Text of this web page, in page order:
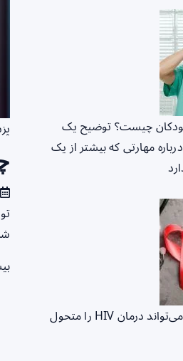
چیست؟ توضیح یک
مهارتی که بیشتر از یک
قرص آزمایشی که می‌تواند درمان HIV را متحول